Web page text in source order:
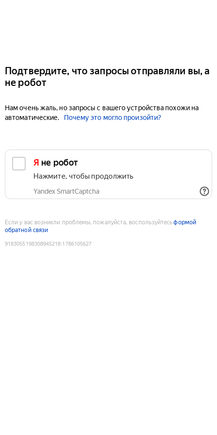
Подтвердите, что запросы отправляли вы, а
не робот
Нам очень жаль, но запросы с вашего устройства похожи на
автоматические.
Почему это могло произойти?
Я не робот
Нажмите, чтобы продолжить
Yandex SmartCaptcha
Если у вас возникли проблемы, пожалуйста, воспользуйтесьформой
обратной связи
9183055198308945218:1786105627